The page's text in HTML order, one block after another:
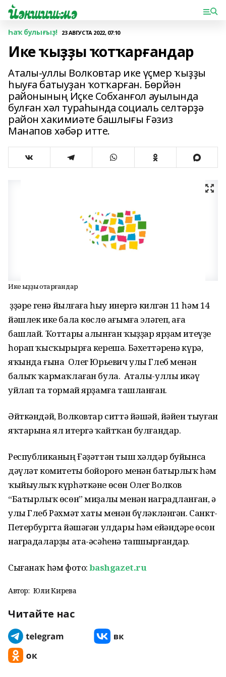
Һаҡ булығыҙ! 23 АВГУСТА 2022, 07:10
Ике ҡыҙҙы ҡотҡарғандар
Аталы-уллы Волковтар ике үҫмер ҡыҙҙы
һыуға батыуҙан ҡотҡарған. Бөрйән
районының Иҫке Собханғол ауылында
булған хәл тураһында социаль селтәрҙә
район хакимиәте башлығы Ғәзиз
Манапов хәбәр итте.
Ике ҡыҙҙы ҡотҡарғандар
Үҙҙәре генә йылғаға һыу инергә килгән 11 һәм 14
йәшлек ике бала көслө ағымға эләгеп, аға
башлай. Ҡоттары алынған ҡыҙҙар ярҙам итеүҙе
һорап ҡысҡырырға керешә. Бәхеттәренә күрә,
яҡында ғына Олег Юрьевич улы Глеб менән
балыҡ ҡармаҡлаған була. Аталы-уллы икәү
уйлап та тормай ярҙамға ташланған.
Әйткәндәй, Волковтар ситтә йәшәй, йәйен тыуған
яҡтарына ял итергә ҡайтҡан булғандар.
Республиканың Ғәҙәттән тыш хәлдәр буйынса
дәүләт комитеты бойороғо менән батырлыҡ һәм
ҡыйыулыҡ күрһәткәне өсөн Олег Волков
“Батырлыҡ өсөн” миҙалы менән наградланған, ә
улы Глеб Рәхмәт хаты менән бүләкләнгән. Санкт-
Петербургта йәшәгән улдары һәм ейәндәре өсөн
наградаларҙы ата-әсәһенә тапшырғандар.
Сығанаҡ һәм фото:bashgazet.ru
Автор: Юлиә Кирәева
Читайте нас